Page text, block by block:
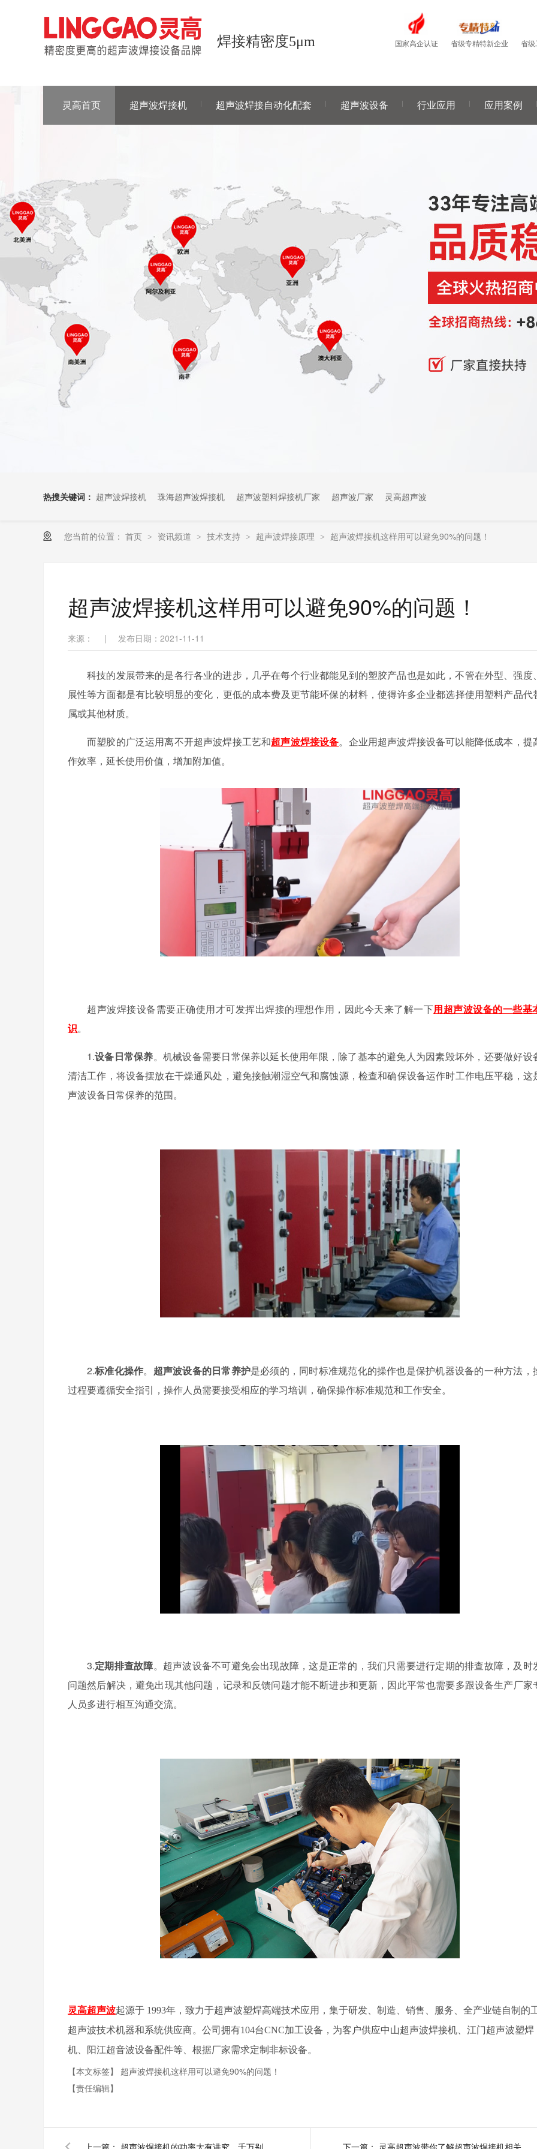
焊接精密度5μm 国家高企认证 省级专精特新企业 省级
灵高首页 超声波焊接机 超声波焊接自动化配套 超声波设备 行业应用 应用案例
热搜关键词： 超声波焊接机 珠海超声波焊接机 超声波塑料焊接机厂家 超声波厂家 灵高超声波
您当前的位置： 首页 > 资讯频道 > 技术支持 > 超声波焊接原理 > 超声波焊接机这样用可以避免90%的问题！
超声波焊接机这样用可以避免90%的问题！
来源： | 发布日期：2021-11-11
科技的发展带来的是各行各业的进步，几乎在每个行业都能见到的塑胶产品也是如此，不管在外型、强度
展性等方面都是有比较明显的变化，更低的成本费及更节能环保的材料，使得许多企业都选择使用塑料产品代
属或其他材质。
而塑胶的广泛运用离不开超声波焊接工艺和超声波焊接设备。企业用超声波焊接设备可以能降低成本，提
作效率，延长使用价值，增加附加值。
超声波焊接设备需要正确使用才可发挥出焊接的理想作用，因此今天来了解一下用超声波设备的一些基
识。
1.设备日常保养。机械设备需要日常保养以延长使用年限，除了基本的避免人为因素毁坏外，还要做好设
清洁工作，将设备摆放在干燥通风处，避免接触潮湿空气和腐蚀源，检查和确保设备运作时工作电压平稳，这
声波设备日常保养的范围。
2.标准化操作。 超声波设备的日常养护是必须的，同时标准规范化的操作也是保护机器设备的一种方法，
过程要遵循安全指引，操作人员需要接受相应的学习培训，确保操作标准规范和工作安全。
3.定期排查故障。超声波设备不可避免会出现故障，这是正常的，我们只需要进行定期的排查故障，及时
问题然后解决，避免出现其他问题，记录和反馈问题才能不断进步和更新，因此平常也需要多跟设备生产厂家
人员多进行相互沟通交流。
灵高超声波起源于 1993年，致力于超声波塑焊高端技术应用，集于研发、制造、销售、服务、全产业链自制的
超声波技术机器和系统供应商。公司拥有104台CNC加工设备，为客户供应中山超声波焊接机、江门超声波塑焊
机、阳江超音波设备配件等、根据厂家需求定制非标设备。
【本文标签】 超声波焊接机这样用可以避免90%的问题！
【责任编辑】
上一篇： 下一篇：